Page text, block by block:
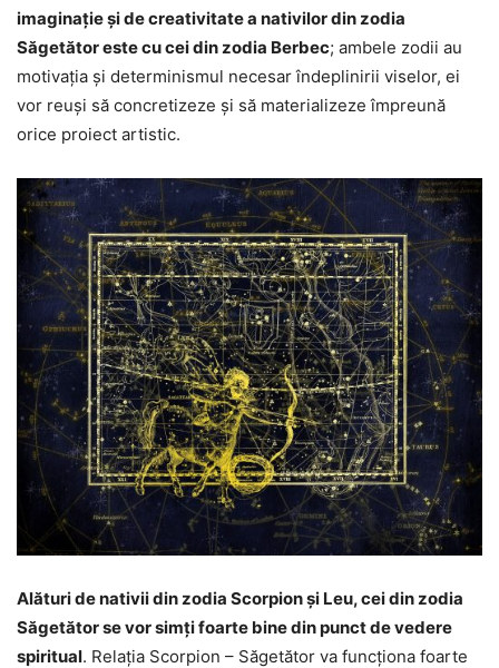
imaginație și de creativitate a nativilor din zodia
Săgetător este cu cei din zodia Berbec; ambele zodii au
motivația și determinismul necesar îndeplinirii viselor, ei
vor reuși să concretizeze și să materializeze împreună
orice proiect artistic.
Alături de nativii din zodia Scorpion și Leu, cei din zodia
Săgetător se vor simți foarte bine din punct de vedere
spiritual. Relația Scorpion – Săgetător va funcționa foarte